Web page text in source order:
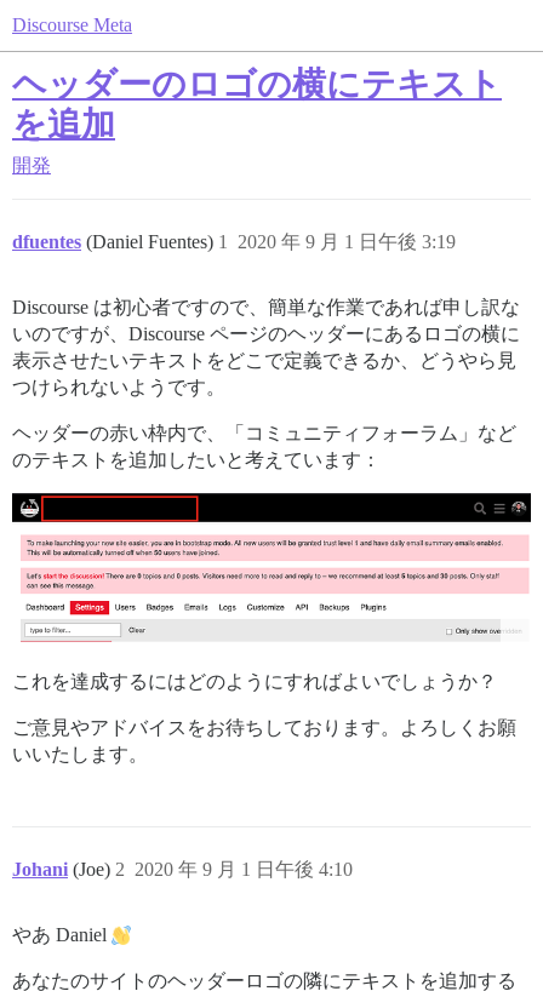
Discourse Meta
ヘッダーのロゴの横にテキスト
を追加
開発
dfuentes (Daniel Fuentes) 2020 年 9 月 1 日午後 3:19
1
Discourse は初心者ですので、簡単な作業であれば申し訳な
いのですが、Discourse ページのヘッダーにあるロゴの横に
表示させたいテキストをどこで定義できるか、どうやら見
つけられないようです。
ヘッダーの赤い枠内で、「コミュニティフォーラム」など
のテキストを追加したいと考えています：
これを達成するにはどのようにすればよいでしょうか？
ご意見やアドバイスをお待ちしております。よろしくお願
いいたします。
Johani (Joe) 2020 年 9 月 1 日午後 4:10
2
やあ Daniel
あなたのサイトのヘッダーロゴの隣にテキストを追加する